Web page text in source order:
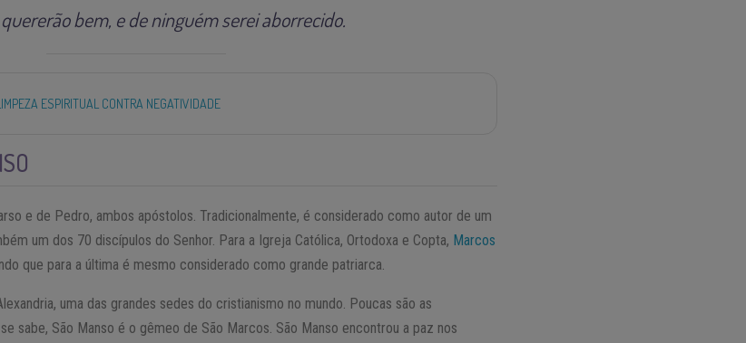
bem, e de ninguém serei aborrecido.
ESPIRITUAL CONTRA NEGATIVIDADE
e de Pedro, ambos apóstolos. Tradicionalmente, é considerado como autor de um
um dos 70 discípulos do Senhor. Para a Igreja Católica, Ortodoxa e Copta, Marcos
que para a última é mesmo considerado como grande patriarca.
uma das grandes sedes do cristianismo no mundo. Poucas são as
sabe, São Manso é o gêmeo de São Marcos. São Manso encontrou a paz nos